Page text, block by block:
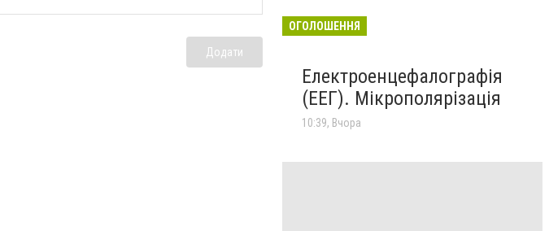
Додати
ОГОЛОШЕННЯ
Електроенцефалографія
(ЕЕГ). Мікрополярізація
10:39, Вчора